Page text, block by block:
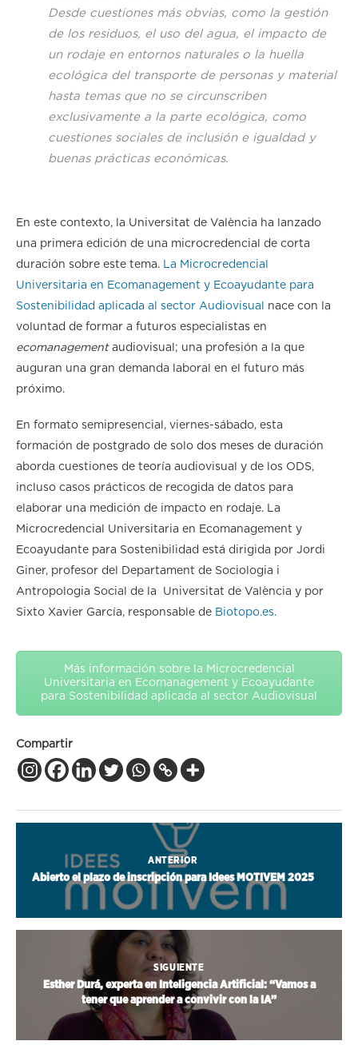
Desde cuestiones más obvias, como la gestión
de los residuos, el uso del agua, el impacto de
un rodaje en entornos naturales o la huella
ecológica del transporte de personas y material
hasta temas que no se circunscriben
exclusivamente a la parte ecológica, como
cuestiones sociales de inclusión e igualdad y
buenas prácticas económicas.
En este contexto, la Universitat de València ha lanzado
una primera edición de una microcredencial de corta
duración sobre este tema. La Microcredencial
Universitaria en Ecomanagement y Ecoayudante para
Sostenibilidad aplicada al sector Audiovisual
nace con la
voluntad de formar a futuros especialistas en
ecomanagementaudiovisual; una profesión a la que
auguran una gran demanda laboral en el futuro más
próximo.
En formato semipresencial, viernes-sábado, esta
formación de postgrado de solo dos meses de duración
aborda cuestiones de teoría audiovisual y de los ODS,
incluso casos prácticos de recogida de datos para
elaborar una medición de impacto en rodaje. La
Microcredencial Universitaria en Ecomanagement y
Ecoayudante para Sostenibilidad está dirigida por Jordi
Giner, profesor del Departament de Sociologia i
Antropologia Social de la Universitat de València y por
Sixto Xavier García, responsable de Biotopo.es.
Más información sobre la Microcredencial
Universitaria en Ecomanagement y Ecoayudante
para Sostenibilidad aplicada al sector Audiovisual
Compartir
ANTERIOR
Abierto el plazo de inscripción para Idees MOTIVEM 2025
SIGUIENTE
Esther Durá, experta en Inteligencia Artificial: “Vamos a
tener que aprender a convivir con la IA”